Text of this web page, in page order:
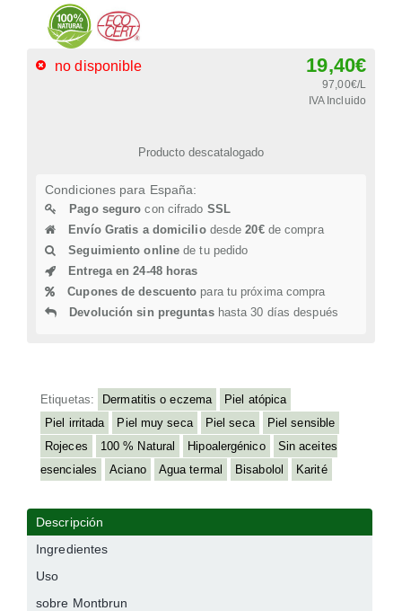
no disponible 19,40€
97,00€/L
IVA Incluido
Producto descatalogado
Condiciones para España:
Pago seguro con cifrado SSL
Envío Gratis a domiciliodesde20€de compra
Seguimiento online de tu pedido
Entrega en 24-48 horas
Cupones de descuento para tu próxima compra
Devolución sin preguntashasta 30 días después
Etiquetas: Dermatitis o eczema
Piel atópica
Piel irritada
Piel muy seca Piel seca
Piel sensible
Rojeces
100 % Natural Hipoalergénico
Sin aceites
esenciales
Aciano Agua termal Bisabolol Karité
Descripción
Ingredientes
Uso
sobre Montbrun